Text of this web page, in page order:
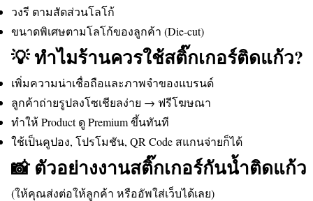
วงรี ตามสัดส่วนโลโก้
ขนาดพิเศษตามโลโก้ของลูกค้า (Die-cut)
💡 ทำไมร้านควรใช้สติ๊กเกอร์ติดแก้ว?
เพิ่มความน่าเชื่อถือและภาพจำของแบรนด์
ลูกค้าถ่ายรูปลงโซเชียลง่าย → ฟรีโฆษณา
ทำให้ Product ดู Premium ขึ้นทันที
ใช้เป็นคูปอง, โปรโมชัน, QR Code สแกนจ่ายก็ได้
📸 ตัวอย่างงานสติ๊กเกอร์กันน้ำติดแก้ว
(ให้คุณส่งต่อให้ลูกค้า หรืออัพใส่เว็บได้เลย)